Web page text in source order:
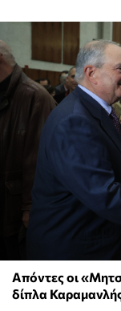
Απόντες οι
δίπλα